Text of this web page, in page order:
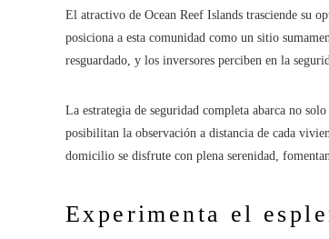
El atractivo de Ocean Reef Islands trasciende su
posiciona a esta comunidad como un sitio
resguardado, y los inversores perciben en la
La estrategia de seguridad completa abarca no
posibilitan la observación a distancia de cada
domicilio se disfrute con plena serenidad,
Experimenta el